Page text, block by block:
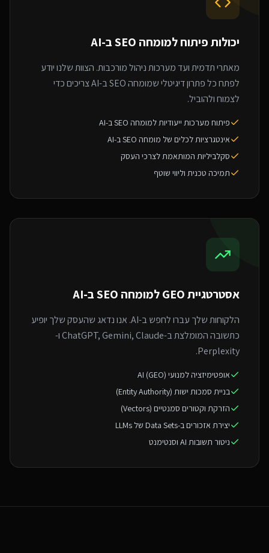
יכולות פיתוח למומחה SEO ב-AI
מאתרי תדמית ועד מערכות ניהול מורכבות. הצוות שלנו יודע
לפתח כל פתרון דיגיטלי שמומחה SEO ב-AI צריכים כדי
לצמוח ולהוביל.
פיתוח מערכות ייעודיות למומחה SEO ב-AI
אינטגרציות לכלים של מומחה SEO ב-AI
סקלביליות המותאמת לצרכי העסק
תמיכה טכנית וליווי שוטף
אסטרטגיית GEO ל מומחה SEO ב-AI
הלקוחות שלך עברו לחפש ב-AI. אנו נדאג שהעסק שלך יופיע
כתשובה המומלצת ב-ChatGPT, Gemini, Claude ו-
Perplexity.
אופטימיזציה למנועי AI (GEO)
בניית סמכות ישות (Entity Authority)
הזרקת וקטורים סמנטיים (Vectors)
יצירת אזכורים ב-Data Sets של LLMs
ניטור תשובות AI וסנטימנט